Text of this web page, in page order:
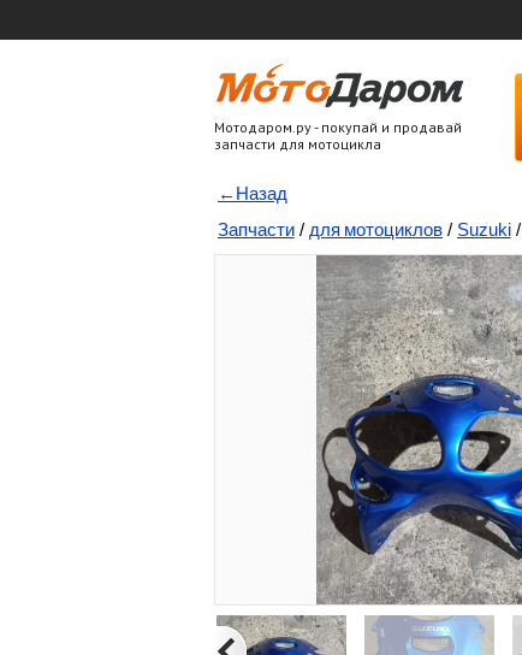
Мотодаром.ру - покупай и продавай
запчасти для мотоцикла
←Назад
Запчасти / для мотоциклов / Suzuki /